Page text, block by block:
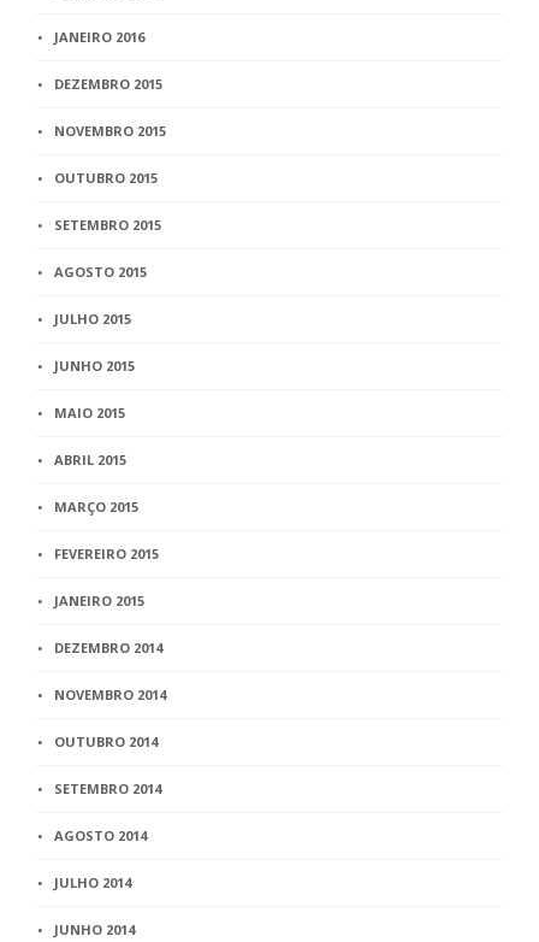
JANEIRO 2016
DEZEMBRO 2015
NOVEMBRO 2015
OUTUBRO 2015
SETEMBRO 2015
AGOSTO 2015
JULHO 2015
JUNHO 2015
MAIO 2015
ABRIL 2015
MARÇO 2015
FEVEREIRO 2015
JANEIRO 2015
DEZEMBRO 2014
NOVEMBRO 2014
OUTUBRO 2014
SETEMBRO 2014
AGOSTO 2014
JULHO 2014
JUNHO 2014